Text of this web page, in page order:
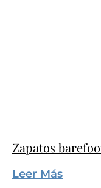
Zapatos
Leer Más